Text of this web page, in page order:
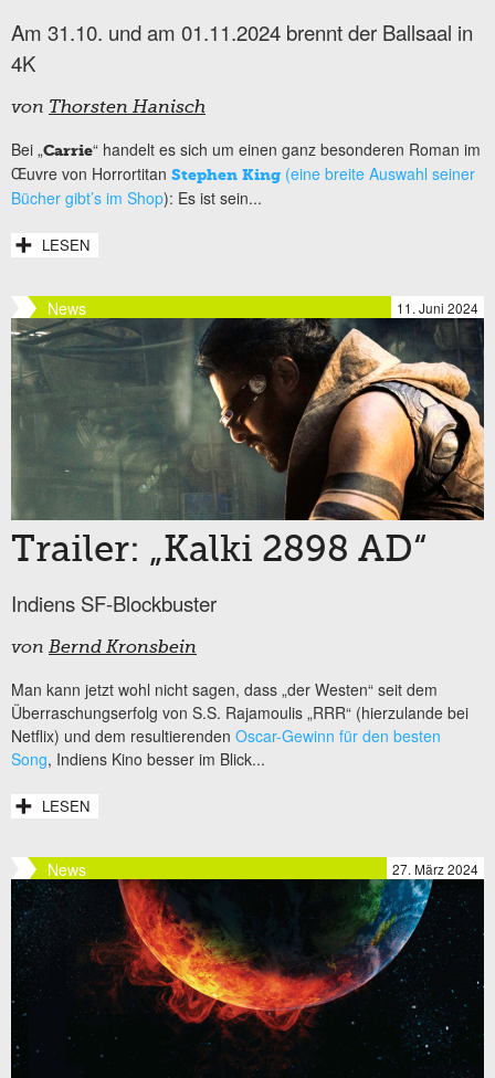
Am 31.10. und am 01.11.2024 brennt der Ballsaal in
4K
von Thorsten Hanisch
Bei „Carrie“ handelt es sich um einen ganz besonderen Roman im
Œuvre von Horrortitan Stephen King (eine breite Auswahl seiner
Bücher gibt’s im Shop): Es ist sein...
LESEN
News 11. Juni 2024
Trailer: „Kalki 2898 AD“
Indiens SF-Blockbuster
von Bernd Kronsbein
Man kann jetzt wohl nicht sagen, dass „der Westen“ seit dem
Überraschungserfolg von S.S. Rajamoulis „RRR“ (hierzulande bei
Netflix) und dem resultierenden Oscar-Gewinn für den besten
Song, Indiens Kino besser im Blick...
LESEN
News 27. März 2024